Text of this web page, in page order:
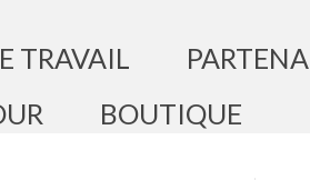
TRAVAIL
BOUTIQUE